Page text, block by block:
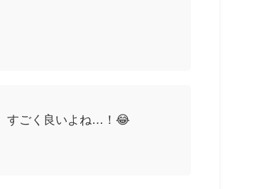
すごく良いよね…！😂